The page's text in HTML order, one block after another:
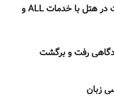
6 شب اقامت در هتل با خدمات ALL و
رفت و برگشت
زبان